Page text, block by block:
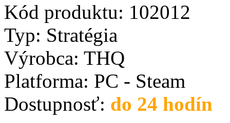
Kód produktu: 102012
Typ: Stratégia
Výrobca: THQ
Platforma: PC - Steam
Dostupnosť: do 24 hodín